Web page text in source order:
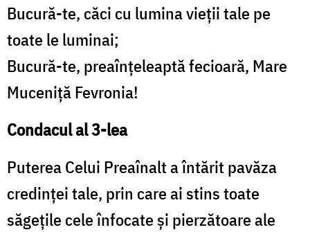
Bucură-te, căci cu lumina vieţii tale pe
toate le luminai;
Bucură-te, preaînţeleaptă fecioară, Mare
Muceniţă Fevronia!
Condacul al 3-lea
Puterea Celui Preaînalt a întărit pavăza
credinţei tale, prin care ai stins toate
săgeţile cele înfocate şi pierzătoare ale